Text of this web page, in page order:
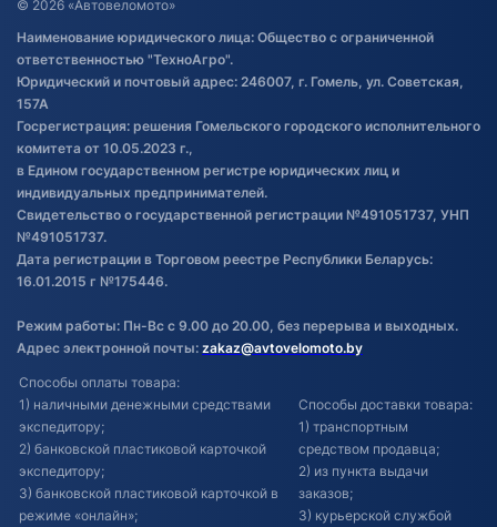
Обработка файлов cookie
Постановка транспорта на учет
Обновления в ЭПТС 2024
© 2026 «Автовеломото»
Наименование юридического лица: Общество с ограниченной
ответственностью "ТехноАгро".
Юридический и почтовый адрес: 246007, г. Гомель, ул. Советская,
157А
Госрегистрация: решения Гомельского городского исполнительного
комитета от 10.05.2023 г.,
в Едином государственном регистре юридических лиц и
индивидуальных предпринимателей.
Свидетельство о государственной регистрации №491051737, УНП
№491051737.
Дата регистрации в Торговом реестре Республики Беларусь:
16.01.2015 г №175446.
Режим работы: Пн-Вс с 9.00 до 20.00, без перерыва и выходных.
Адрес электронной почты: zakaz@avtovelomoto.by
Способы оплаты товара:
1) наличными денежными средствами
экспедитору;
2) банковской пластиковой карточкой
экспедитору;
3) банковской пластиковой карточкой в
режиме «онлайн»;
Способы доставки товара:
1) транспортным
средством продавца;
2) из пункта выдачи
заказов;
3) курьерской службой